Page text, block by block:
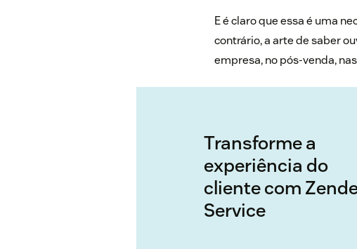
E é claro que essa é uma
contrário, a arte de saber
empresa, nopós-venda,
Transforme a
experiência do
cliente com
Service